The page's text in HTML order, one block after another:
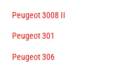
Peugeot 3008 II
Peugeot 301
Peugeot 306